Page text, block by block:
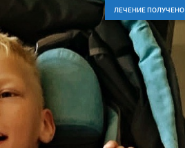
ЛЕЧЕНИЕ ПОЛУЧЕНО